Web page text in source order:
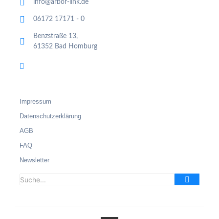
info@arbor-link.de
06172 17171 - 0
Benzstraße 13,
61352 Bad Homburg
Impressum
Datenschutzerklärung
AGB
FAQ
Newsletter